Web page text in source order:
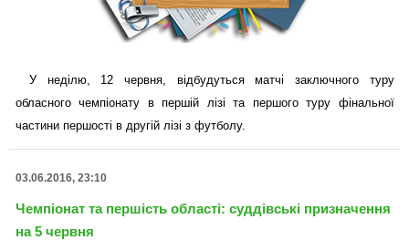
У неділю, 12 червня, відбудуться матчі заключного туру
обласного чемпіонату в першій лізі та першого туру фінальної
частини першості в другій лізі з футболу.
03.06.2016, 23:10
Чемпіонат та першість області: суддівські призначення
на 5 червня